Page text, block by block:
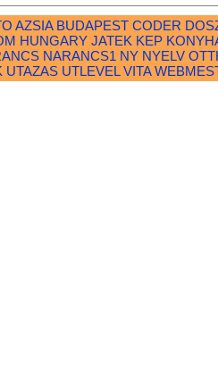
AZSIA BUDAPEST CODER
HUNGARY JATEK KEP
NARANCS1 NY NYELV
UTAZAS UTLEVEL VITA